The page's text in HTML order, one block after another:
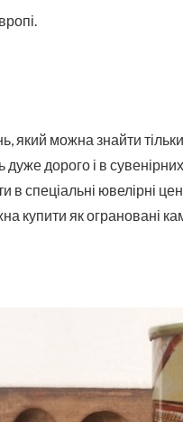
який можна знайти
дуже дорого і в
спеціальні ювелірні
купити як ограновані